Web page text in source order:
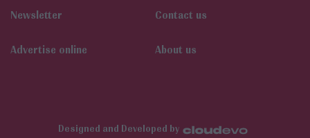
Newsletter Contact us
Αdvertise online About us
Designed and Developed by